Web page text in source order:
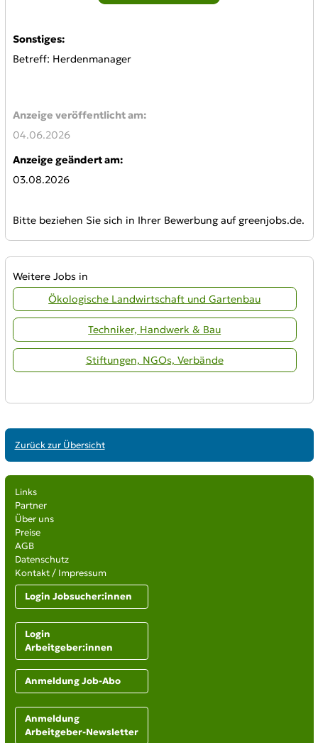
Sonstiges:
Betreff: Herdenmanager
Anzeige veröffentlicht am:
04.06.2026
Anzeige geändert am:
03.08.2026
Bitte beziehen Sie sich in Ihrer Bewerbung auf greenjobs.de.
Weitere Jobs in
Ökologische Landwirtschaft und Gartenbau
Techniker, Handwerk & Bau
Stiftungen, NGOs, Verbände
Zurück zur Übersicht
Links
Partner
Über uns
Preise
AGB
Datenschutz
Kontakt / Impressum
Login Jobsucher:innen
Login
Arbeitgeber:innen
Anmeldung Job-Abo
Anmeldung
Arbeitgeber-Newsletter